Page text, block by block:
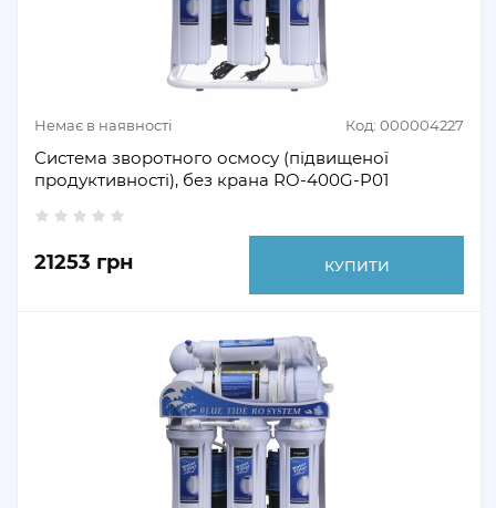
Немає в наявності Код: 000004227
Система зворотного осмосу (підвищеної
продуктивності), без крана RO-400G-P01
21253 грн КУПИТИ